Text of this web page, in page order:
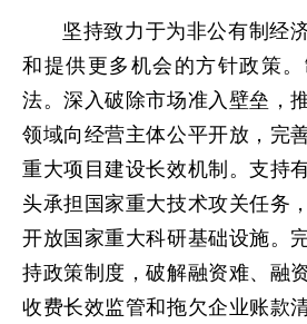
坚持致力于为非公有制经
和提供更多机会的方针政策
法。深入破除市场准入壁垒，
领域向经营主体公平开放，完
重大项目建设长效机制。支持
头承担国家重大技术攻关任务
开放国家重大科研基础设施。
持政策制度，破解融资难、融
收费长效监管和拖欠企业账款